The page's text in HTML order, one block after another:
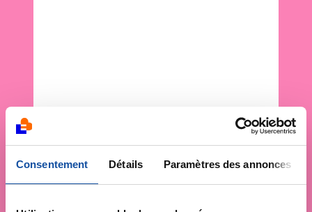
Consentement Détails Paramètres des annonces